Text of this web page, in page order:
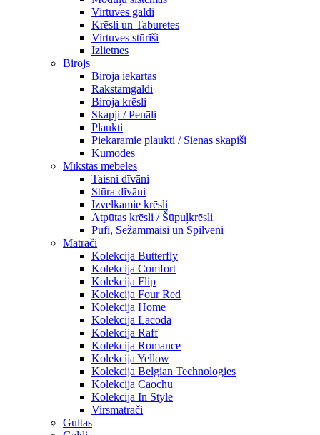
Virtuves galdi
Krēsli un Taburetes
Virtuves stūrīši
Izlietnes
Birojs
Biroja iekārtas
Rakstāmgaldi
Biroja krēsli
Skapji / Penāli
Plaukti
Piekaramie plaukti / Sienas skapiši
Kumodes
Mīkstās mēbeles
Taisni dīvāni
Stūra dīvāni
Izvelkamie krēsli
Atpūtas krēsli / Šūpuļkrēsli
Pufi, Sēžammaisi un Spilveni
Matrači
Kolekcija Butterfly
Kolekcija Comfort
Kolekcija Flip
Kolekcija Four Red
Kolekcija Home
Kolekcija Lacoda
Kolekcija Raff
Kolekcija Romance
Kolekcija Yellow
Kolekcija Belgian Technologies
Kolekcija Caochu
Kolekcija In Style
Virsmatrači
Gultas